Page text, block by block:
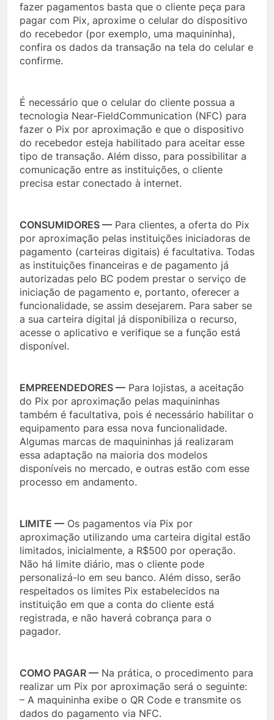
fazer pagamentos basta que o cliente peça para
pagar com Pix, aproxime o celular do dispositivo
do recebedor (por exemplo, uma maquininha),
confira os dados da transação na tela do celular e
confirme.
É necessário que o celular do cliente possua a
tecnologia Near-FieldCommunication (NFC) para
fazer o Pix por aproximação e que o dispositivo
do recebedor esteja habilitado para aceitar esse
tipo de transação. Além disso, para possibilitar a
comunicação entre as instituições, o cliente
precisa estar conectado à internet.
CONSUMIDORES — Para clientes, a oferta do Pix
por aproximação pelas instituições iniciadoras de
pagamento (carteiras digitais) é facultativa. Todas
as instituições financeiras e de pagamento já
autorizadas pelo BC podem prestar o serviço de
iniciação de pagamento e, portanto, oferecer a
funcionalidade, se assim desejarem. Para saber se
a sua carteira digital já disponibiliza o recurso,
acesse o aplicativo e verifique se a função está
disponível.
EMPREENDEDORES — Para lojistas, a aceitação
do Pix por aproximação pelas maquininhas
também é facultativa, pois é necessário habilitar o
equipamento para essa nova funcionalidade.
Algumas marcas de maquininhas já realizaram
essa adaptação na maioria dos modelos
disponíveis no mercado, e outras estão com esse
processo em andamento.
LIMITE — Os pagamentos via Pix por
aproximação utilizando uma carteira digital estão
limitados, inicialmente, a R$500 por operação.
Não há limite diário, mas o cliente pode
personalizá-lo em seu banco. Além disso, serão
respeitados os limites Pix estabelecidos na
instituição em que a conta do cliente está
registrada, e não haverá cobrança para o
pagador.
COMO PAGAR — Na prática, o procedimento para
realizar um Pix por aproximação será o seguinte:
– A maquininha exibe o QR Code e transmite os
dados do pagamento via NFC.